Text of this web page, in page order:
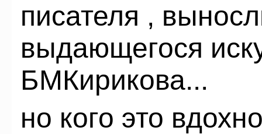
писателя ,
выдающегося
БМКирикова...
но кого это